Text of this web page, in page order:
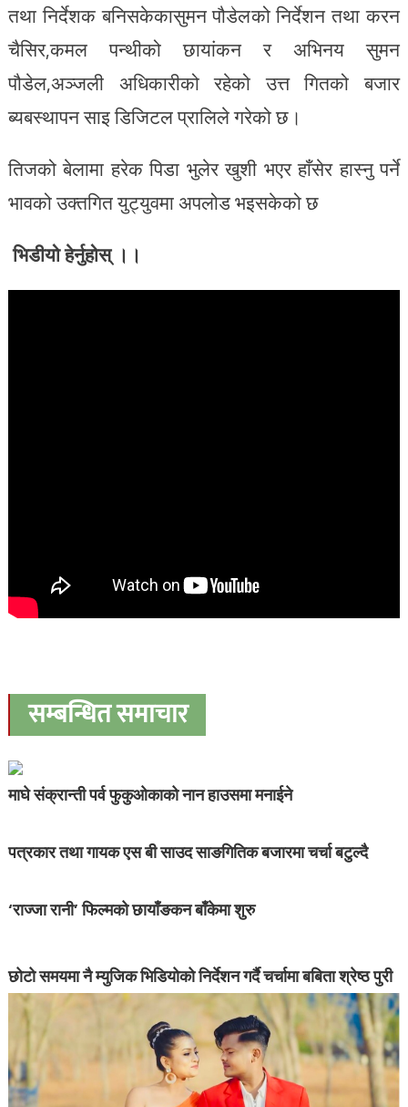
तथा निर्देशक बनिसकेकासुमन पौडेलको निर्देशन तथा करन
चैसिर,कमल पन्थीको छायांकन र अभिनय सुमन
पौडेल,अञ्जली अधिकारीको रहेको उत्त गितको बजार
ब्यबस्थापन साइ डिजिटल प्रालिले गरेको छ।
तिजको बेलामा हरेक पिडा भुलेर खुशी भएर हाँसेर हास्नु पर्ने
भावको उक्तगित युट्युवमा अपलोड भइसकेको छ
भिडीयो हेर्नुहोस् ।।
सम्बन्धित समाचार
माघे संक्रान्ती पर्व फुकुओकाको नान हाउसमा मनाईने
पत्रकार तथा गायक एस बी साउद साङगितिक बजारमा चर्चा बटुल्दै
‘राज्जा रानी’ फिल्मको छायाँङकन बाँकेमा शुरु
छोटो समयमा नै म्युजिक भिडियोको निर्देशन गर्दै चर्चामा बबिता श्रेष्ठ पुरी